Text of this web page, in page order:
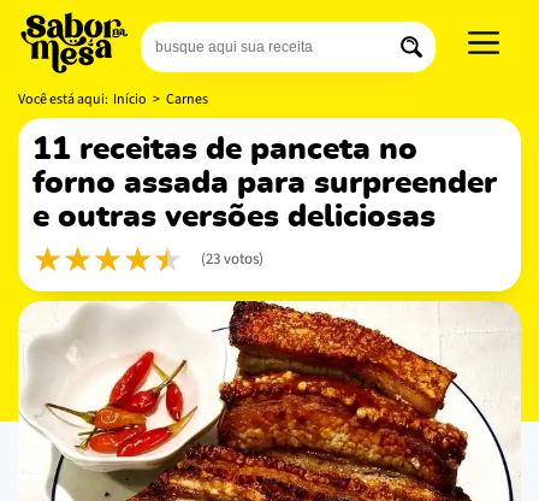
Você está aqui: Início > Carnes
11 receitas de panceta no
forno assada para surpreender
e outras versões deliciosas
(23 votos)